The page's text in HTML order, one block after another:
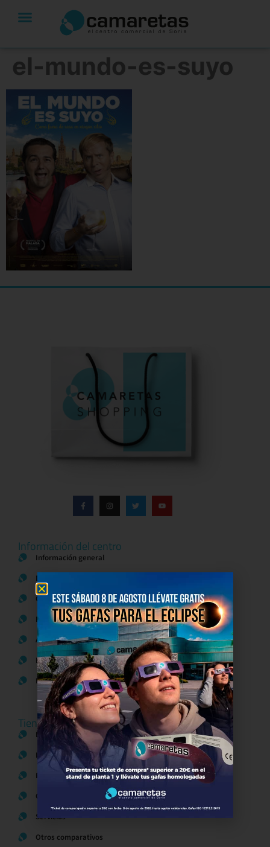
el-mundo-es-suyo
Información del centro
Información general
Directorio de tiendas y Planos
Contacto
Política de Privacidad
Aviso Legal
Política de Cookies
Bases legales Concursos y Promociones
Tiendas
Moda
Hogar y Alimentación
Regalos y Complementos
Ocio y Restauración
Servicios
Otros comparativos